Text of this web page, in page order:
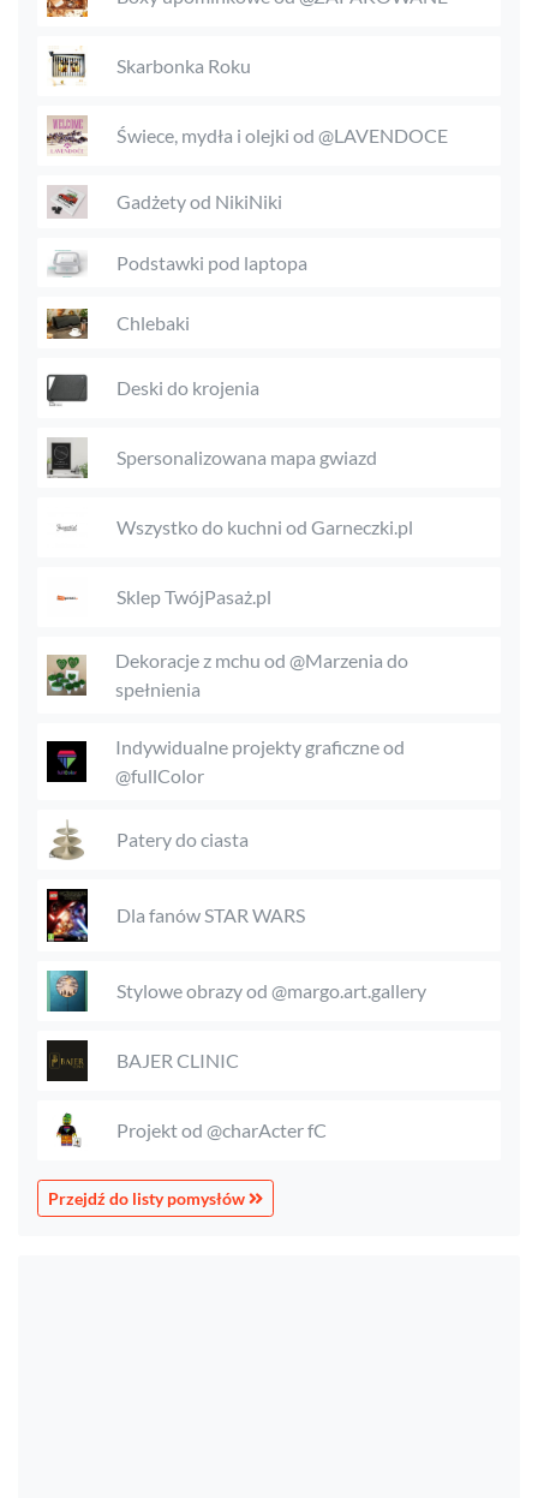
Skarbonka Roku
Świece, mydła i olejki od @LAVENDOCE
Gadżety od NikiNiki
Podstawki pod laptopa
Chlebaki
Deski do krojenia
Spersonalizowana mapa gwiazd
Wszystko do kuchni od Garneczki.pl
Sklep TwójPasaż.pl
Dekoracje z mchu od @Marzenia do
spełnienia
Indywidualne projekty graficzne od
@fullColor
Patery do ciasta
Dla fanów STAR WARS
Stylowe obrazy od @margo.art.gallery
BAJER CLINIC
Projekt od @charActer fC
Przejdź do listy pomysłów